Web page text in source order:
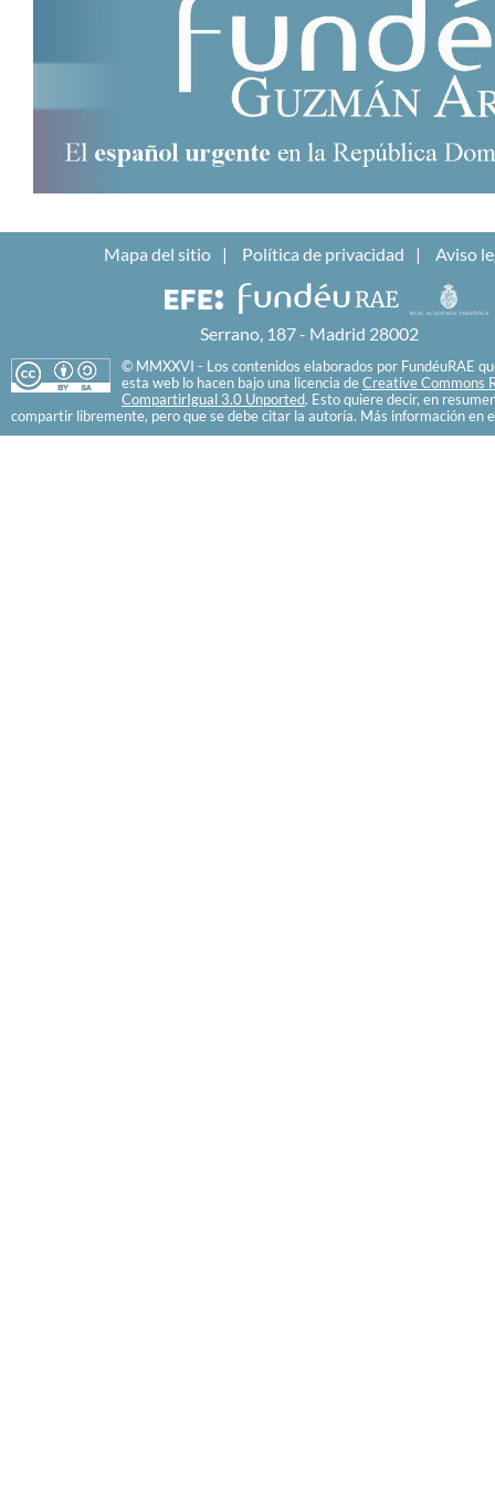
Mapa del sitio Política de privacidad Aviso
Serrano, 187 - Madrid 28002
© MMXXVI - Los contenidos elaborados por FundéuRAE
esta web lo hacen bajo una licencia de Creative Commons
CompartirIgual 3.0 Unported. Esto quiere decir, en
compartir libremente, pero que se debe citar la autoría. Más información en